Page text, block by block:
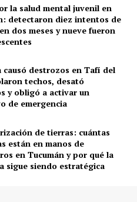
la salud mental juvenil en
detectaron diez intentos de
dos meses y nueve fueron
causó destrozos en Tafí del
techos, desató
y obligó a activar un
de emergencia
de tierras: cuántas
están en manos de
en Tucumán y por qué la
sigue siendo estratégica